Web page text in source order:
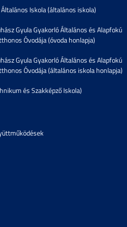
Iskola (általános iskola)
Gyula Gyakorló Általános és Alapfokú
Óvodája (óvoda honlapja)
Gyula Gyakorló Általános és Alapfokú
Óvodája (általános iskola honlapja)
és Szakképző Iskola)